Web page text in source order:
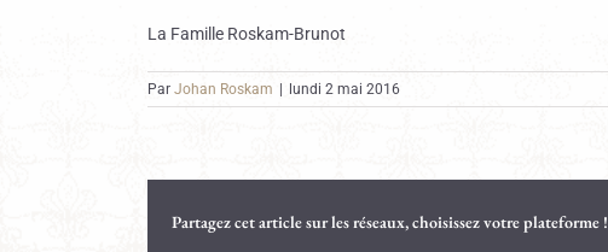
La Famille Roskam-Brunot
Par Johan Roskam lundi 2 mai 2016
Partagez cet article sur les réseaux, choisissez votre plateforme !